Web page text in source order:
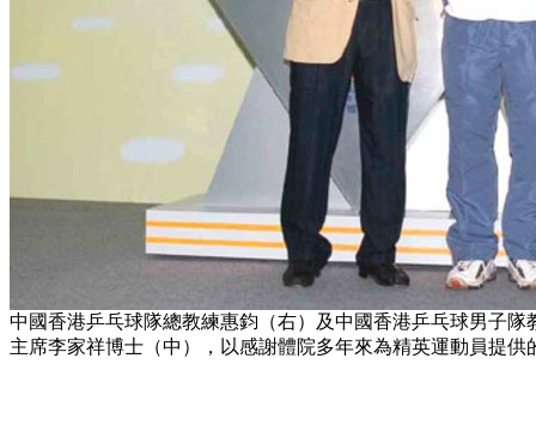
中國香港乒乓球隊總教練惠鈞（右）及中國香港乒乓球男子
主席李家祥博士（中），以感謝體院多年來為精英運動員提供